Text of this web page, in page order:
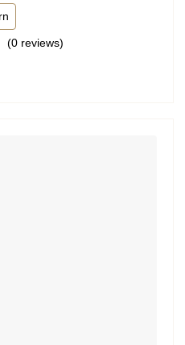
(0reviews)